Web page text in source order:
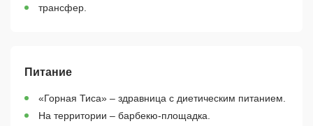
трансфер.
Питание
«Горная Тиса» – здравница с диетическим питанием.
На территории – барбекю-площадка.